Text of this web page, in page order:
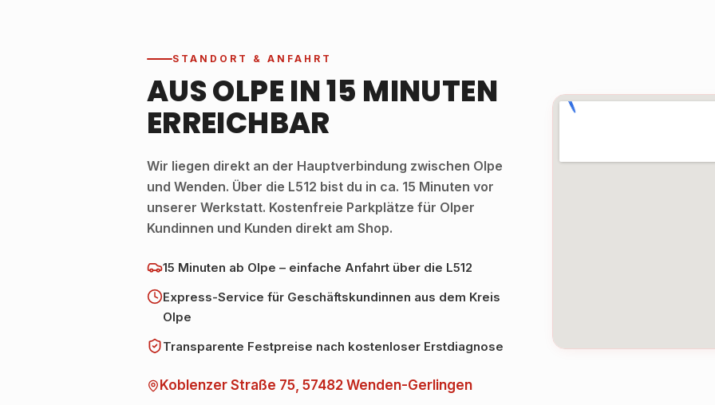
STANDORT & ANFAHRT
AUS OLPE IN 15 MINUTEN
ERREICHBAR
Wir liegen direkt an der Hauptverbindung zwischen Olpe
und Wenden. Über die L512 bist du in ca. 15 Minuten vor
unserer Werkstatt. Kostenfreie Parkplätze für Olper
Kundinnen und Kunden direkt am Shop.
15 Minuten ab Olpe – einfache Anfahrt über die L512
Express-Service für Geschäftskundinnen aus dem Kreis
Olpe
Transparente Festpreise nach kostenloser Erstdiagnose
Koblenzer Straße 75, 57482 Wenden-Gerlingen